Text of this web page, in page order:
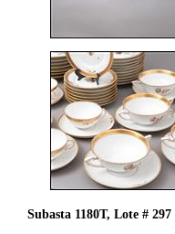
Subasta 1180T, Lote # 297